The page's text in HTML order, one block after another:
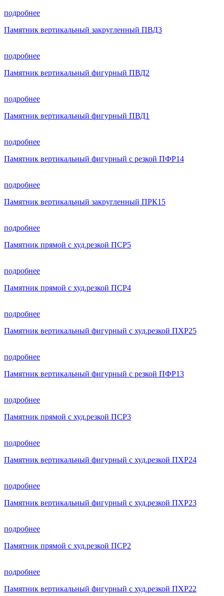
подробнее
Памятник вертикальный закругленный ПВД3
подробнее
Памятник вертикальный фигурный ПВД2
подробнее
Памятник вертикальный фигурный ПВД1
подробнее
Памятник вертикальный фигурный с резкой ПФР14
подробнее
Памятник вертикальный закругленный ПРК15
подробнее
Памятник прямой с худ.резкой ПСР5
подробнее
Памятник прямой с худ.резкой ПСР4
подробнее
Памятник вертикальный фигурный с худ.резкой ПХР25
подробнее
Памятник вертикальный фигурный с резкой ПФР13
подробнее
Памятник прямой с худ.резкой ПСР3
подробнее
Памятник вертикальный фигурный с худ.резкой ПХР24
подробнее
Памятник вертикальный фигурный с худ.резкой ПХР23
подробнее
Памятник прямой с худ.резкой ПСР2
подробнее
Памятник вертикальный фигурный с худ.резкой ПХР22